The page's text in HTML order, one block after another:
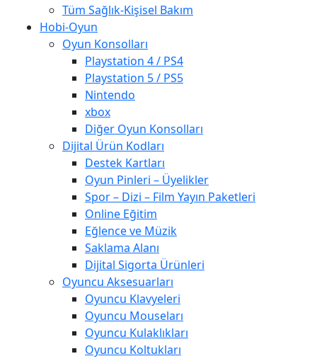
Tüm Sağlık-Kişisel Bakım
Hobi-Oyun
Oyun Konsolları
Playstation 4 / PS4
Playstation 5 / PS5
Nintendo
xbox
Diğer Oyun Konsolları
Dijital Ürün Kodları
Destek Kartları
Oyun Pinleri – Üyelikler
Spor – Dizi – Film Yayın Paketleri
Online Eğitim
Eğlence ve Müzik
Saklama Alanı
Dijital Sigorta Ürünleri
Oyuncu Aksesuarları
Oyuncu Klavyeleri
Oyuncu Mouseları
Oyuncu Kulaklıkları
Oyuncu Koltukları